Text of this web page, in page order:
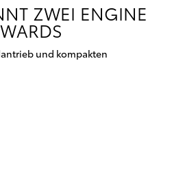
ZWEI ENGINE
und kompakten